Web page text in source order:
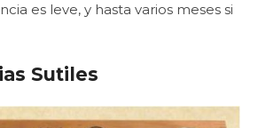
es leve, y hasta varios meses si
Sutiles